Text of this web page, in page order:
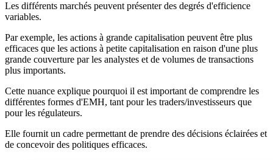
Les différents marchés peuvent présenter des degrés d'efficience
variables.
Par exemple, les actions à grande capitalisation peuvent être plus
efficaces que les actions à petite capitalisation en raison d'une plus
grande couverture par les analystes et de volumes de transactions
plus importants.
Cette nuance explique pourquoi il est important de comprendre les
différentes formes d'EMH, tant pour les traders/investisseurs que
pour les régulateurs.
Elle fournit un cadre permettant de prendre des décisions éclairées et
de concevoir des politiques efficaces.